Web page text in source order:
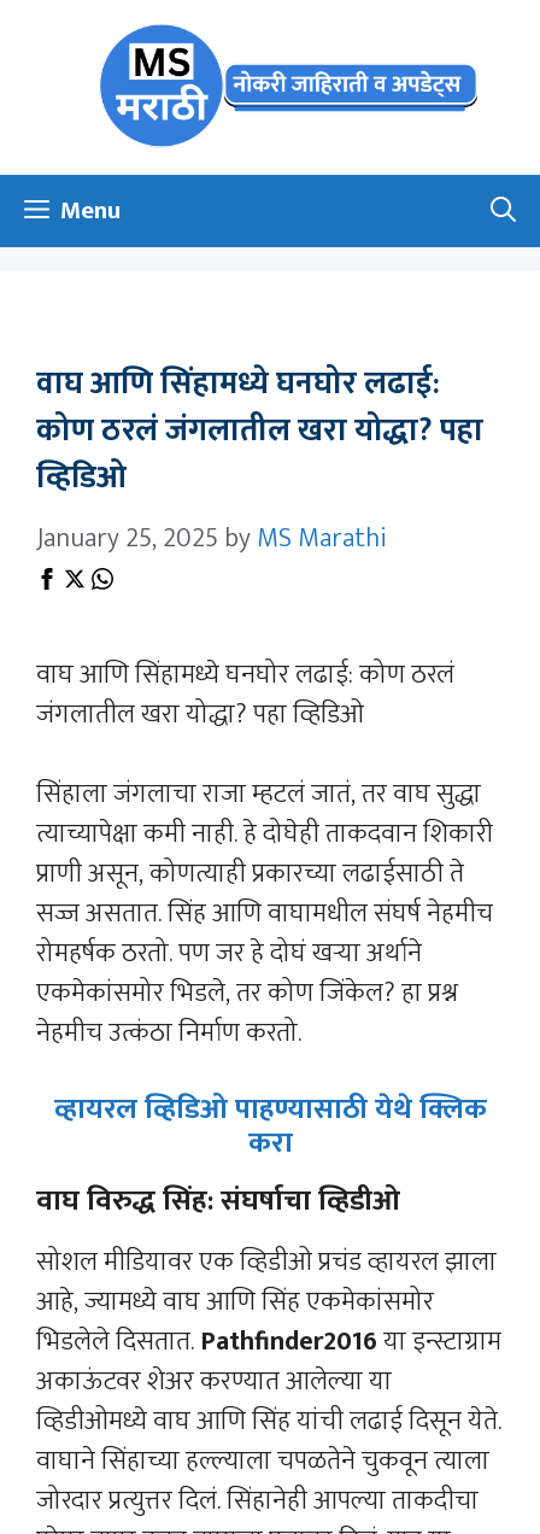
Menu
वाघ आणि सिंहामध्ये घनघोर लढाई:
कोण ठरलं जंगलातील खरा योद्धा? पहा
व्हिडिओ
January 25, 2025 byMS Marathi
वाघ आणि सिंहामध्ये घनघोर लढाई: कोण ठरलं
जंगलातील खरा योद्धा? पहा व्हिडिओ
सिंहाला जंगलाचा राजा म्हटलं जातं, तर वाघ सुद्धा
त्याच्यापेक्षा कमी नाही. हे दोघेही ताकदवान शिकारी
प्राणी असून, कोणत्याही प्रकारच्या लढाईसाठी ते
सज्ज असतात. सिंह आणि वाघामधील संघर्ष नेहमीच
रोमहर्षक ठरतो. पण जर हे दोघं खऱ्या अर्थाने
एकमेकांसमोर भिडले, तर कोण जिंकेल? हा प्रश्न
नेहमीच उत्कंठा निर्माण करतो.
व्हायरल व्हिडिओ पाहण्यासाठी येथे क्लिक
करा
वाघ विरुद्ध सिंह: संघर्षाचा व्हिडीओ
सोशल मीडियावर एक व्हिडीओ प्रचंड व्हायरल झाला
आहे, ज्यामध्ये वाघ आणि सिंह एकमेकांसमोर
भिडलेले दिसतात.Pathfinder2016या इन्स्टाग्राम
अकाऊंटवर शेअर करण्यात आलेल्या या
व्हिडीओमध्ये वाघ आणि सिंह यांची लढाई दिसून येते.
वाघाने सिंहाच्या हल्ल्याला चपळतेने चुकवून त्याला
जोरदार प्रत्युत्तर दिलं. सिंहानेही आपल्या ताकदीचा